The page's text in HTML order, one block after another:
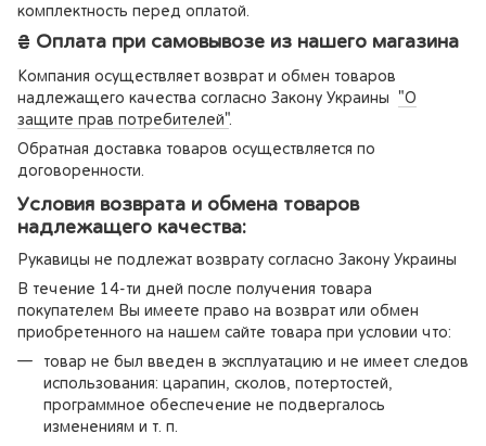
комплектность перед оплатой.
₴ Оплата при самовывозе из нашего магазина
Компания осуществляет возврат и обмен товаров
надлежащего качества согласно Закону Украины "О
защите прав потребителей".
Обратная доставка товаров осуществляется по
договоренности.
Условия возврата и обмена товаров
надлежащего качества:
Рукавицы не подлежат возврату согласно Закону Украины
В течение 14-ти дней после получения товара
покупателем Вы имеете право на возврат или обмен
приобретенного на нашем сайте товара при условии что:
товар не был введен в эксплуатацию и не имеет следов
использования: царапин, сколов, потертостей,
программное обеспечение не подвергалось
изменениям и т. п.